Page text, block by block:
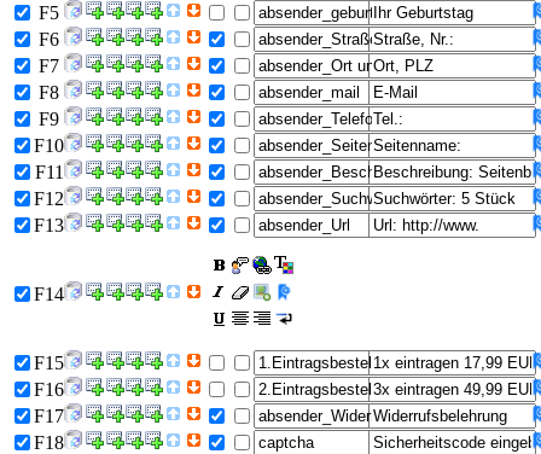
F5
F6
F7
F8
F9
F10
F11
F12
F13
F14
F15
F16
F17
F18